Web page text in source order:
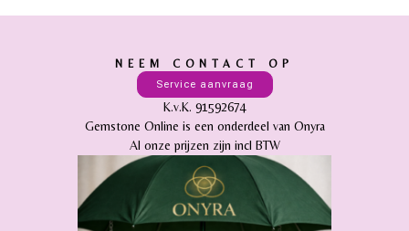
NEEM CONTACT OP
Service aanvraag
K.v.K. 91592674
Gemstone Online is een onderdeel van Onyra
Al onze prijzen zijn incl BTW